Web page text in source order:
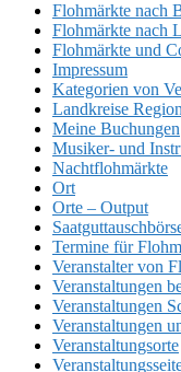
Flohmärkte nach
Flohmärkte nach
Flohmärkte und
Impressum
Kategorien von
Landkreise
Meine Buchungen
Musiker- und
Nachtflohmärkte
Ort
Orte – Output
Termine für
Veranstalter von
Veranstaltungen
Veranstaltungen
Veranstaltungen
Veranstaltungsorte